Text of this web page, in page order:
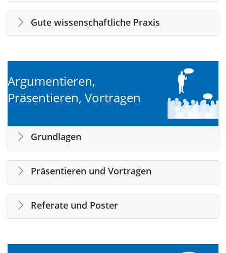
Gute wissenschaftliche Praxis
Argumentieren,
Präsentieren, Vortragen
Grundlagen
Präsentieren und Vortragen
Referate und Poster